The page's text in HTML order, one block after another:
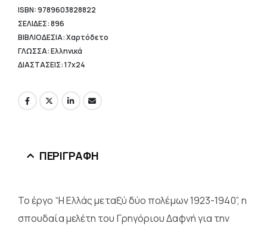
ISBN: 9789603828822
ΣΕΛΙΔΕΣ: 896
ΒΙΒΛΙΟΔΕΣΙΑ: Χαρτόδετο
ΓΛΩΣΣΑ: Ελληνικά
ΔΙΑΣΤΑΣΕΙΣ: 17x24
ΠΕΡΙΓΡΑΦΉ
Το έργο “Η Ελλάς μεταξύ δύο πολέμων 1923-1940”, η
σπουδαία μελέτη του Γρηγόριου Δαφνή για την